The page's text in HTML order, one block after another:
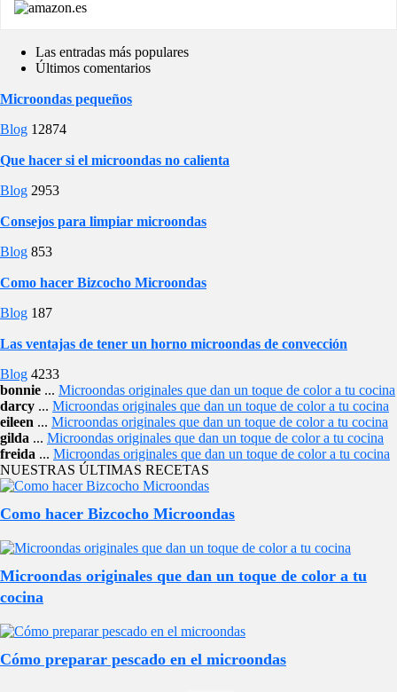
Las entradas más populares
Últimos comentarios
Microondas pequeños
Blog 12874
Que hacer si el microondas no calienta
Blog 2953
Consejos para limpiar microondas
Blog 853
Como hacer Bizcocho Microondas
Blog 187
Las ventajas de tener un horno microondas de convección
Blog 4233
bonnie ... Microondas originales que dan un toque de color a tu cocina
darcy ... Microondas originales que dan un toque de color a tu cocina
eileen ... Microondas originales que dan un toque de color a tu cocina
gilda ... Microondas originales que dan un toque de color a tu cocina
freida ... Microondas originales que dan un toque de color a tu cocina
NUESTRAS ÚLTIMAS RECETAS
Como hacer Bizcocho Microondas
Microondas originales que dan un toque de color a tu
cocina
Cómo preparar pescado en el microondas